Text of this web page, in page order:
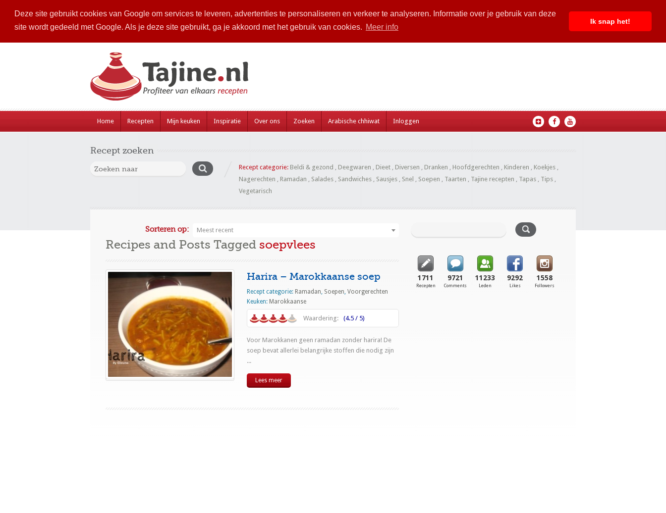
Deze site gebruikt cookies van Google om services te leveren, advertenties te personaliseren en verkeer te analyseren. Informatie over je gebruik van deze
site wordt gedeeld met Google. Als je deze site gebruikt, ga je akkoord met het gebruik van cookies. Meer info
Ik snap het!
Home Recepten Mijn keuken Inspiratie Over ons Zoeken Arabische chhiwat Inloggen
Recept zoeken
Recept categorie: Beldi & gezond , Deegwaren , Dieet , Diversen , Dranken , Hoofdgerechten , Kinderen , Koekjes ,
Nagerechten , Ramadan , Salades , Sandwiches , Sausjes , Snel , Soepen , Taarten , Tajine recepten , Tapas , Tips ,
Vegetarisch
Sorteren op: Meest recent
Recipes and Posts Tagged soepvlees
Harira – Marokkaanse soep
Recept categorie: Ramadan Soepen Voorgerechten
Keuken: Marokkaanse
Waardering: (4.5 / 5)
Voor Marokkanen geen ramadan zonder harira! De
soep bevat allerlei belangrijke stoffen die nodig zijn
...
Lees meer
1711
Recepten
9721
Comments
11233
Leden
9292
Likes
1558
Followers